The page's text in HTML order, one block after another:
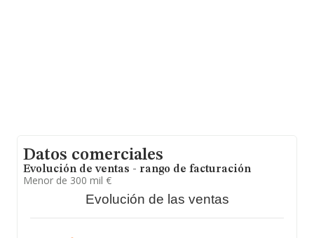
Datos comerciales
Evolución de ventas - rango de facturación
Menor de 300 mil €
Evolución de las ventas